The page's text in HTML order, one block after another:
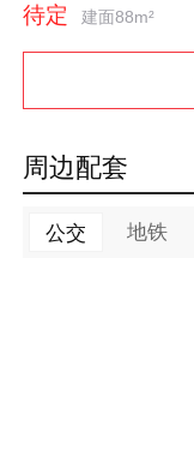
待定 建面88m²
周边配套
公交 地铁